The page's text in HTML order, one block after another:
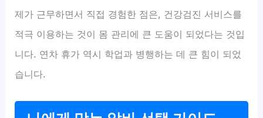
제가 근무하면서 직접 경험한 점은, 건강검진 서비스를
적극 이용하는 것이 몸 관리에 큰 도움이 되었다는 것입
니다. 연차 휴가 역시 학업과 병행하는 데 큰 힘이 되었
습니다.